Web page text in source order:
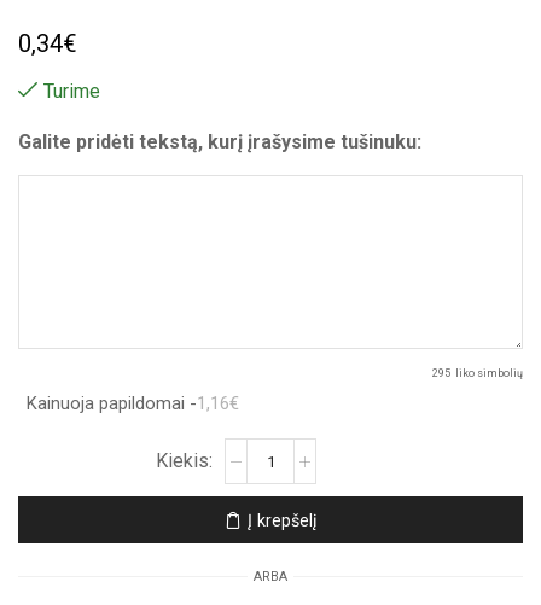
0,34€
Turime
Galite pridėti tekstą, kurį įrašysime tušinuku:
295 liko simbolių
Kainuoja papildomai -1,16€
Atvirukas
„Kačiukas
skrybele“
Į krepšelį
ARBA